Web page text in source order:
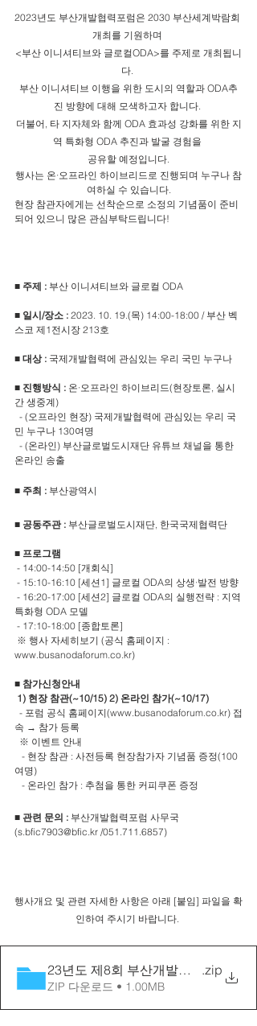
2023년도 부산개발협력포럼은 2030 부산세계박람회
개최를 기원하며
<부산 이니셔티브와 글로컬ODA>를 주제로 개최됩니
다.
부산 이니셔티브 이행을 위한 도시의 역할과 ODA추
진 방향에 대해 모색하고자 합니다.
더불어, 타 지자체와 함께 ODA 효과성 강화를 위한 지
역 특화형 ODA 추진과 발굴 경험을
공유할 예정입니다.
행사는 온·오프라인 하이브리드로 진행되며 누구나 참
여하실 수 있습니다.
현장 참관자에게는 선착순으로 소정의 기념품이 준비
되어 있으니 많은 관심부탁드립니다!
■ 주제 : 부산 이니셔티브와 글로컬 ODA
■ 일시/장소 : 2023. 10. 19.(목) 14:00-18:00 / 부산 벡
스코 제1전시장 213호
■ 대상 : 국제개발협력에 관심있는 우리 국민 누구나
■ 진행방식 : 온·오프라인 하이브리드(현장토론, 실시
간 생중계)
민 누구나 130여명
온라인 송출
■ 주최 : 부산광역시
■ 공동주관 : 부산글로벌도시재단, 한국국제협력단
■ 프로그램
- 14:00-14:50 [개회식]
- 15:10-16:10 [세션1] 글로컬 ODA의 상생·발전 방향
특화형 ODA 모델
- 17:10-18:00 [종합토론]
www.busanodaforum.co.kr)
■ 참가신청안내
1) 현장 참관(~10/15) 2) 온라인 참가(~10/17)
속 → 참가 등록
  ※ 이벤트 안내
여명)
   - 온라인 참가 : 추첨을 통한 커피쿠폰 증정
■ 관련 문의 : 부산개발협력포럼 사무국
(s.bfic7903@bfic.kr /051.711.6857)
행사개요 및 관련 자세한 사항은 아래 [붙임] 파일을 확
인하여 주시기 바랍니다.
23년도 제8회 부산개발협력포럼
.zip
ZIP 다운로드 • 1.00MB